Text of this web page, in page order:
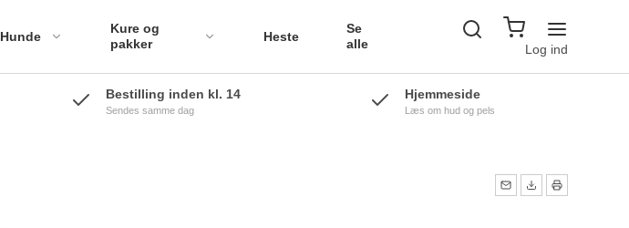
Hunde
Kure og
pakker
Heste
Se
alle
Log ind
Bestilling inden kl. 14
Sendes samme dag
Hjemmeside
Læs om hud og pels